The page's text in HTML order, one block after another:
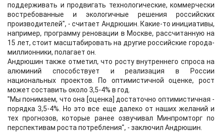
поддерживать и продвигать технологические, коммерчески
востребованные и экологичные решения российских
производителей", - считает Андрюшин. Какие-то инициативы,
например, программу реновации в Москве, рассчитанную на
15 лет, стоит масштабировать на другие российские города-
миллионники, полагает он.
Андрюшин также отметил, что росту внутреннего спроса на
алюминий способствует и реализация в России
национальных проектов. По оптимистичной оценке, рост
может составить около 3,5-4% в год.
"Мы понимаем, что она [оценка] достаточно оптимистичная -
порядка 3,5-4%. Но это все еще далеко от наших желаний и
тех прогнозов, которые ранее озвучивал Минпромторг по
перспективам роста потребления", - заключил Андрюшин.